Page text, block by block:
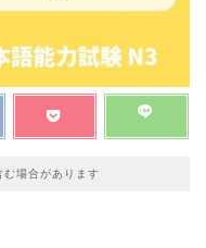
む場合があります